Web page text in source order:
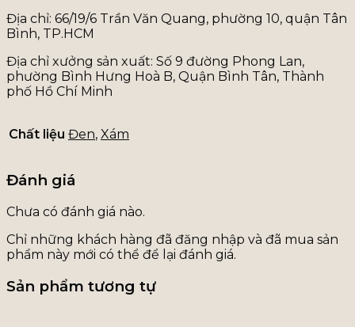
Địa chỉ: 66/19/6 Trần Văn Quang, phường 10, quận Tân
Bình, TP.HCM
Địa chỉ xưởng sản xuất: Số 9 đường Phong Lan,
phường Bình Hưng Hoà B, Quận Bình Tân, Thành
phố Hồ Chí Minh
Chất liệu Đen, Xám
Đánh giá
Chưa có đánh giá nào.
Chỉ những khách hàng đã đăng nhập và đã mua sản
phẩm này mới có thể để lại đánh giá.
Sản phẩm tương tự